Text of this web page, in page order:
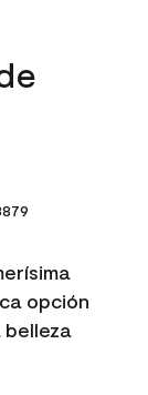
opción